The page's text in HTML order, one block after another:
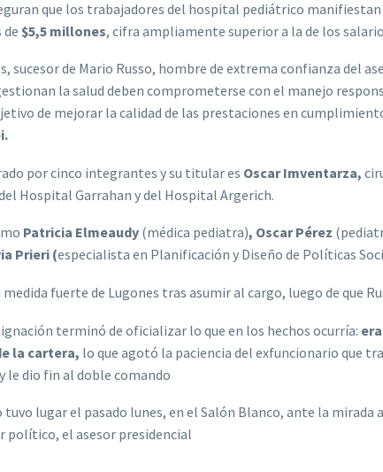
que los trabajadores del hospital pediátrico
de $5,5 millones, cifra ampliamente superior a la de los
sucesor de Mario Russo, hombre de extrema confianza del
la salud deben comprometerse con el manejo
de mejorar la calidad de las prestaciones en
por cinco integrantes y su titular es Oscar Imventarza,
Hospital Garrahan y del Hospital Argerich.
Patricia Elmeaudy (médica pediatra), Oscar Pérez
Prieri (especialista en Planificación y Diseño de Políticas
fuerte de Lugones tras asumir al cargo, luego de que
terminó de oficializar lo que en los hechos ocurría:
la cartera, lo que agotó la paciencia del exfuncionario que
le dio fin al doble comando
lugar el pasado lunes, en el Salón Blanco, ante la mirada
político, el asesor presidencial